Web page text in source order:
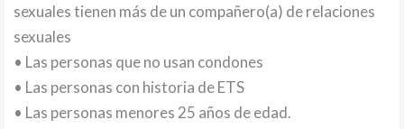
sexuales tienen más de un compañero(a) de relaciones
sexuales
• Las personas que no usan condones
• Las personas con historia de ETS
• Las personas menores 25 años de edad.